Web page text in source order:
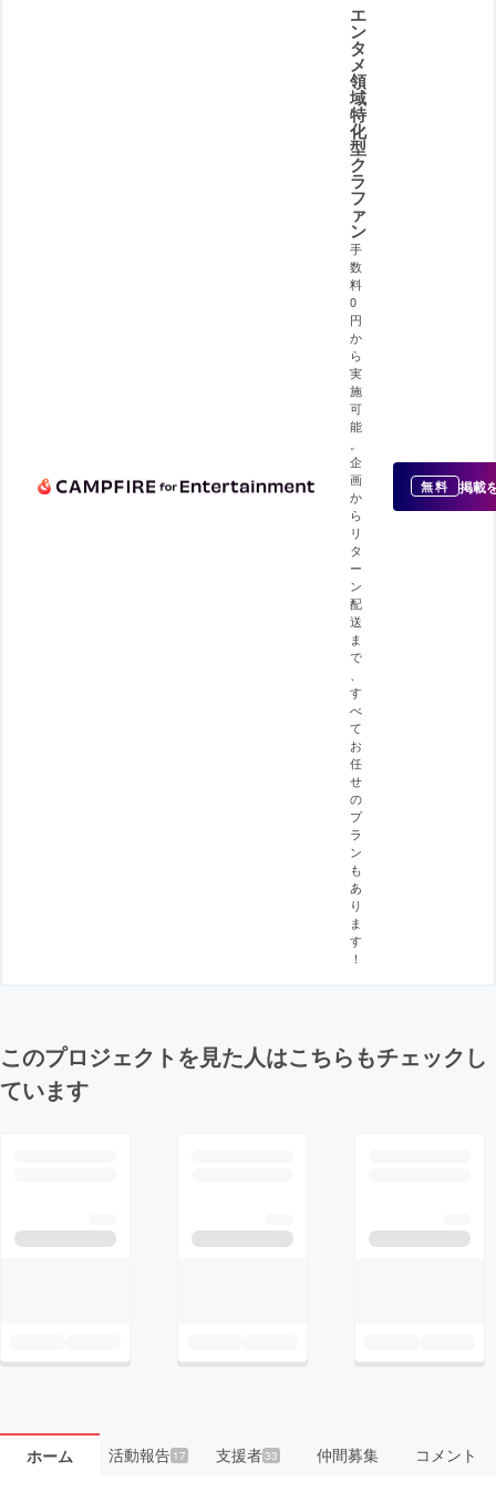
エ
ン
タ
メ
領
域
特
化
型
ク
ラ
フ
ァ
ン
手
数
料
0
円
か
ら
実
施
可
能
企
画
か
ら
リ
タ
ー
ン
配
送
ま
で
す
べ
て
お
任
せ
の
プ
ラ
ン
も
あ
り
ま
す
！
無料 掲載
このプロジェクトを見た人はこちらもチェックし
ています
ホーム 活動報告17 支援者33 仲間募集 コメント